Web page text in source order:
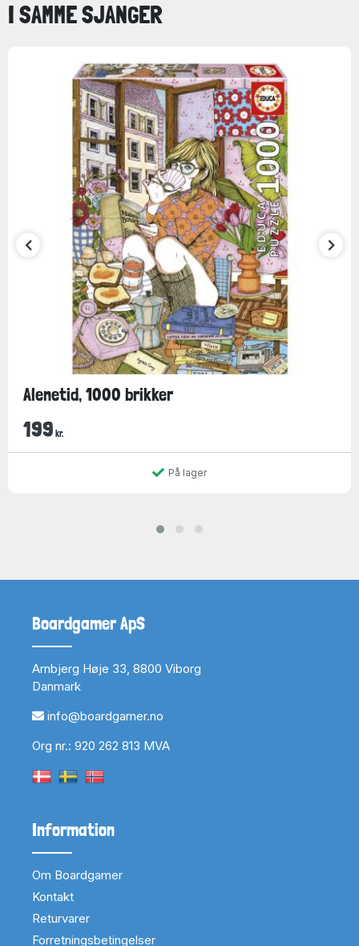
I SAMME SJANGER
Alenetid, 1000 brikker
199 kr.
På lager
Boardgamer ApS
Arnbjerg Høje 33, 8800 Viborg
Danmark
info@boardgamer.no
Org nr.: 920 262 813 MVA
Information
Om Boardgamer
Kontakt
Returvarer
Forretningsbetingelser